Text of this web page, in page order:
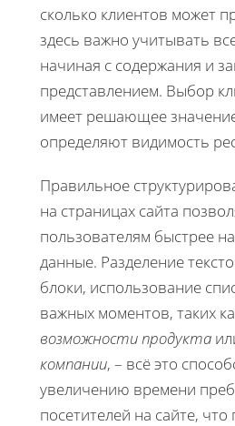
сколько клиентов может
здесь важно учитывать
начиная с содержания и
представлением. Выбор
имеет решающее
определяют видимость
Правильное
на страницах сайта
пользователям быстрее
данные. Разделение
блоки, использование
важных моментов, таких
возможности продукта
компании, – всё это
увеличению времени
посетителей на сайте,